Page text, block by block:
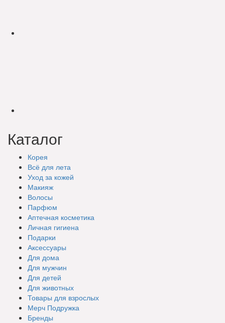
Каталог
Корея
Всё для лета
Уход за кожей
Макияж
Волосы
Парфюм
Аптечная косметика
Личная гигиена
Подарки
Аксессуары
Для дома
Для мужчин
Для детей
Для животных
Товары для взрослых
Мерч Подружка
Бренды